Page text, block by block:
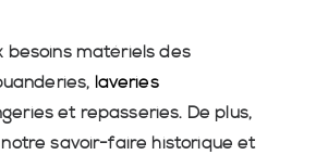
besoins matériels des
laveries
et repasseries. De plus,
notre savoir-faire historique et